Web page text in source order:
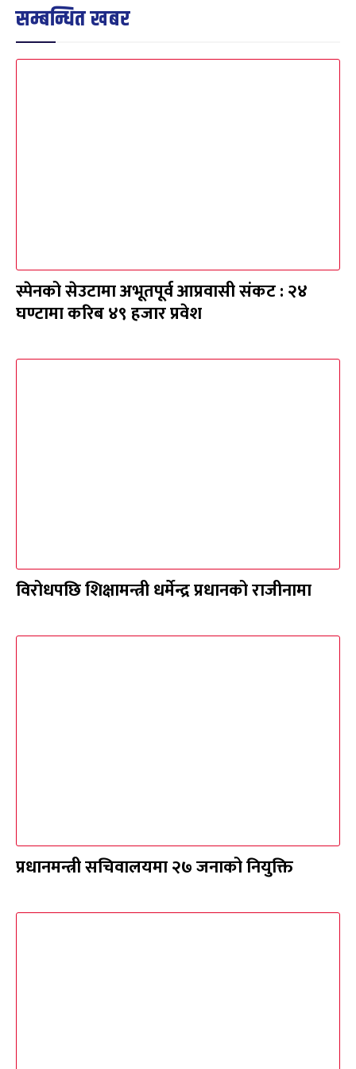
सम्बन्धित खबर
स्पेनको सेउटामा अभूतपूर्व आप्रवासी संकट : २४
घण्टामा करिब ४९ हजार प्रवेश
विरोधपछि शिक्षामन्त्री धर्मेन्द्र प्रधानको राजीनामा
प्रधानमन्त्री सचिवालयमा २७ जनाको नियुक्ति